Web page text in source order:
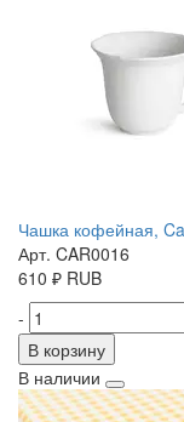
Чашка кофейная,
Арт. CAR0016
610 ₽ RUB
-
В корзину
В наличии